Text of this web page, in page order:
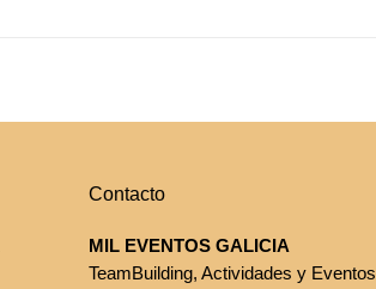
Contacto
MIL EVENTOS GALICIA
TeamBuilding, Actividades y Eventos